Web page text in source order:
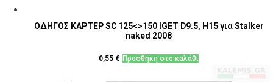
ΟΔΗΓΟΣ ΚΑΡΤΕΡ SC 125<>150 IGET D9.5, H15 για Stalker
naked 2008
0,55 € Προσθήκη στο καλάθι